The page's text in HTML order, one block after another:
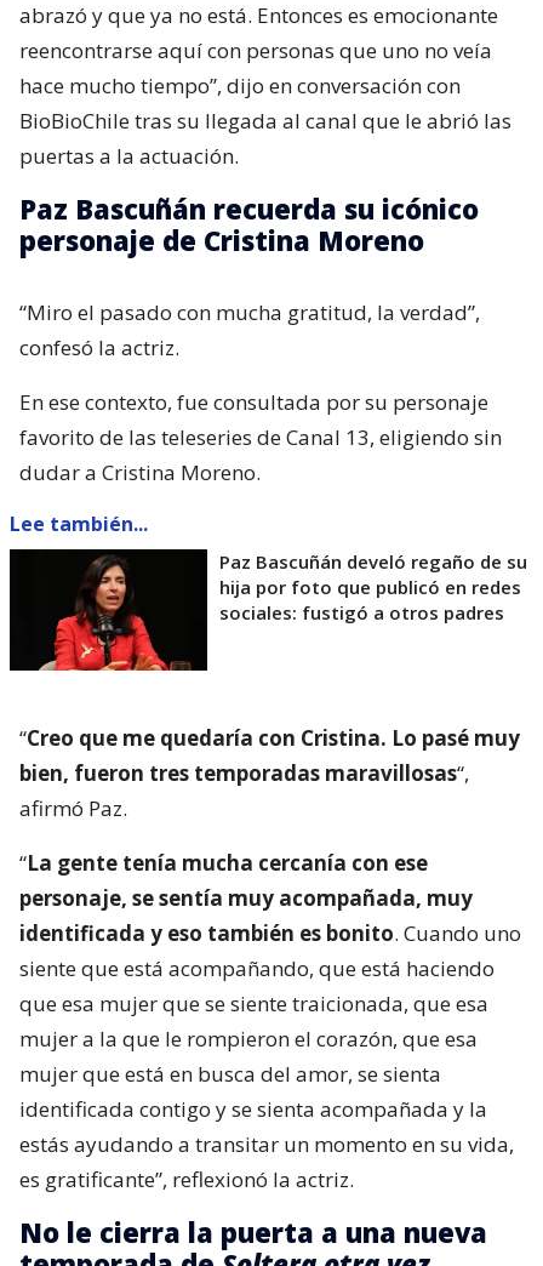
abrazó y que ya no está. Entonces es emocionante
reencontrarse aquí con personas que uno no veía
hace mucho tiempo”, dijo en conversación con
BioBioChile tras su llegada al canal que le abrió las
puertas a la actuación.
Paz Bascuñán recuerda su icónico
personaje de Cristina Moreno
“Miro el pasado con mucha gratitud, la verdad”,
confesó la actriz.
En ese contexto, fue consultada por su personaje
favorito de las teleseries de Canal 13, eligiendo sin
dudar a Cristina Moreno.
Lee también...
Paz Bascuñán develó regaño de su
hija por foto que publicó en redes
sociales: fustigó a otros padres
“Creo que me quedaría con Cristina. Lo pasé muy
bien, fueron tres temporadas maravillosas“,
afirmó Paz.
“La gente tenía mucha cercanía con ese
personaje, se sentía muy acompañada, muy
identificada y eso también es bonito. Cuando uno
siente que está acompañando, que está haciendo
que esa mujer que se siente traicionada, que esa
mujer a la que le rompieron el corazón, que esa
mujer que está en busca del amor, se sienta
identificada contigo y se sienta acompañada y la
estás ayudando a transitar un momento en su vida,
es gratificante”, reflexionó la actriz.
No le cierra la puerta a una nueva